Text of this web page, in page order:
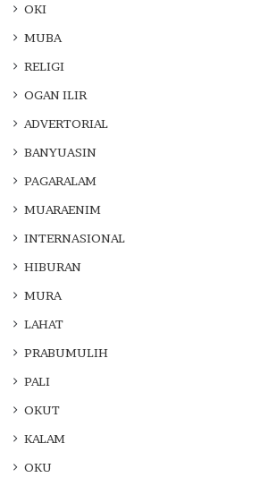
OKI
MUBA
RELIGI
OGAN ILIR
ADVERTORIAL
BANYUASIN
PAGARALAM
MUARAENIM
INTERNASIONAL
HIBURAN
MURA
LAHAT
PRABUMULIH
PALI
OKUT
KALAM
OKU